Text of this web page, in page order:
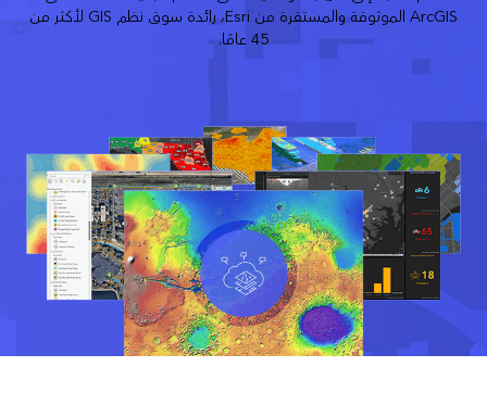
ArcGIS الموثوقة والمستقرة من Esri، رائدة سوق نظم GIS لأكثر من
45 عامًا.